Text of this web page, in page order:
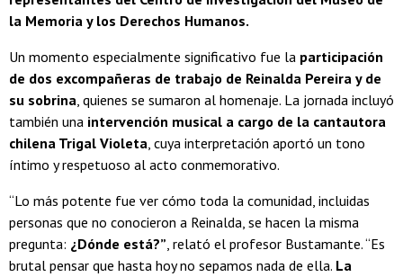
la Memoria y los Derechos Humanos.
Un momento especialmente significativo fue la participación
de dos excompañeras de trabajo de Reinalda Pereira y de
su sobrina, quienes se sumaron al homenaje. La jornada incluyó
también una intervención musical a cargo de la cantautora
chilena Trigal Violeta, cuya interpretación aportó un tono
íntimo y respetuoso al acto conmemorativo.
“Lo más potente fue ver cómo toda la comunidad, incluidas
personas que no conocieron a Reinalda, se hacen la misma
pregunta: ¿Dónde está?”, relató el profesor Bustamante. “Es
brutal pensar que hasta hoy no sepamos nada de ella. La